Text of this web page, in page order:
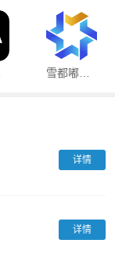
雪都嘟融媒体中心
详情
详情